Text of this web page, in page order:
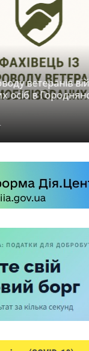
ветеранів
осіб в